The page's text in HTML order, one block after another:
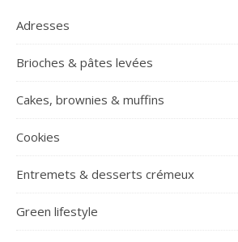
Adresses
Brioches & pâtes levées
Cakes, brownies & muffins
Cookies
Entremets & desserts crémeux
Green lifestyle